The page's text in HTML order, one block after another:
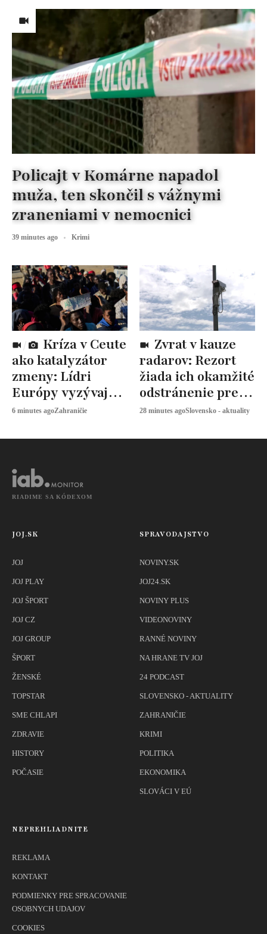
ako katalyzátor
zmeny: Lídri
Európy vyzývajú
na rýchle
návratových
6 minutes agoZahraničie
radarov: Rezort
žiada ich okamžité
odstránenie pre
nejasný pôvod
28 minutes agoSlovensko - aktuality
Policajt v Komárne napadol
muža, ten skončil s vážnymi
zraneniami v nemocnici
39 minutes ago Krimi
RIADIME SA KÓDEXOM
JOJ.SK
JOJ
JOJ PLAY
JOJ ŠPORT
JOJ CZ
JOJ GROUP
ŠPORT
ŽENSKÉ
TOPSTAR
SME CHLAPI
ZDRAVIE
HISTORY
POČASIE
SPRAVODAJSTVO
NOVINY.SK
JOJ24.SK
NOVINY PLUS
VIDEONOVINY
RANNÉ NOVINY
NA HRANE TV JOJ
24 PODCAST
SLOVENSKO - AKTUALITY
ZAHRANIČIE
KRIMI
POLITIKA
EKONOMIKA
SLOVÁCI V EÚ
NEPREHLIADNITE
REKLAMA
KONTAKT
PODMIENKY PRE SPRACOVANIE
OSOBNYCH UDAJOV
COOKIES